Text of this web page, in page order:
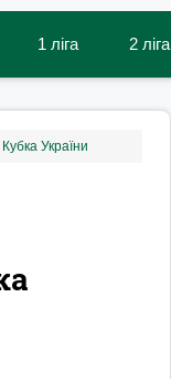
1 ліга 2 ліга
України